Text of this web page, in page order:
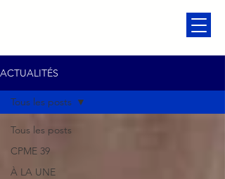
ACTUALITÉS
Tous les posts
CPME 39
À LA UNE
Tous les posts